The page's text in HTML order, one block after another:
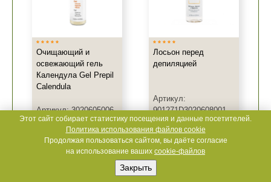
Очищающий и
освежающий гель
Календула Gel Prepil
Calendula
Артикул: 3020605006
Depilflax,Испания
Лосьон перед
депиляцией
Артикул:
901271D3020608001
Depilflax,Испания
125 мл
Этот сайт собирает статистику посещения и данные посетителей.
Политика использования файлов cookie
Продолжая пользоваться сайтом, вы даёте согласие
на использование ваших cookie-файлов
Закрыть